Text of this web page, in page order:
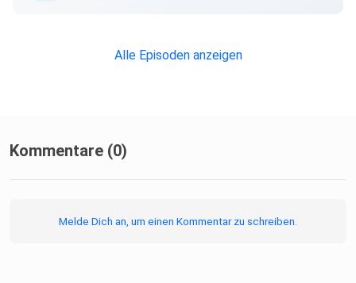
Alle Episoden anzeigen
Kommentare (0)
Melde Dich an, um einen Kommentar zu schreiben.